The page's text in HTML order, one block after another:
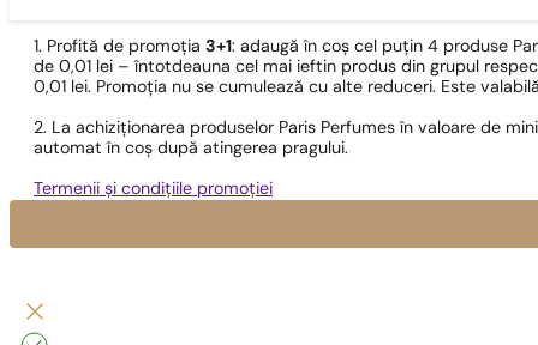
1. Profită de promoția 3+1: adaugă în coș cel puțin 4 produse
de 0,01 lei – întotdeauna cel mai ieftin produs din grupul
0,01 lei. Promoția nu se cumulează cu alte reduceri. Este
2. La achiziționarea produselor Paris Perfumes în valoare de
automat în coș după atingerea pragului.
Termenii și condițiile promoției